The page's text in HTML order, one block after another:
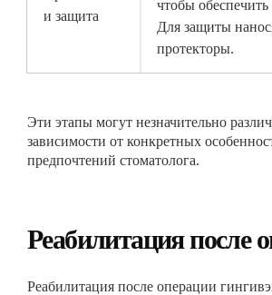
и защита
чтобы
Для защиты
протекторы.
Эти этапы могут незначительно
зависимости от конкретных
предпочтений стоматолога.
Реабилитация после
Реабилитация после операции